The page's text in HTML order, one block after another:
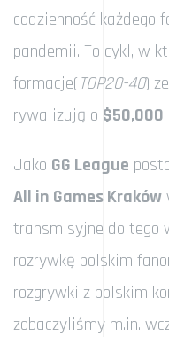
codzienność każdego
pandemii. To cykl, w
formacje(TOP20-40)
rywalizują o $50,000.
Jako GG League
All in Games Kraków
transmisyjne do tego
rozrywkę polskim
rozgrywki z polskim
zobaczyliśmy m.in.